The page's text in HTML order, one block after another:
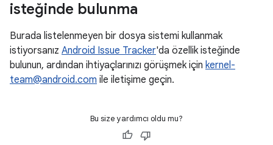
isteğinde bulunma
Burada listelenmeyen bir dosya sistemi kullanmak
istiyorsanız Android Issue Tracker'da özellik isteğinde
bulunun, ardından ihtiyaçlarınızı görüşmek için kernel-
team@android.com ile iletişime geçin.
Bu size yardımcı oldu mu?